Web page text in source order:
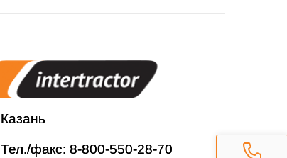
Казань
Тел./факс: 8-800-550-28-70